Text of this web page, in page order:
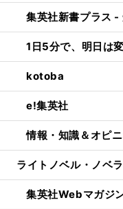
集英社新書プラス -
1日5分で、明日は
kotoba
e!集英社
情報・知識＆オピ
ライトノベル・ノベ
集英社Webマガジ